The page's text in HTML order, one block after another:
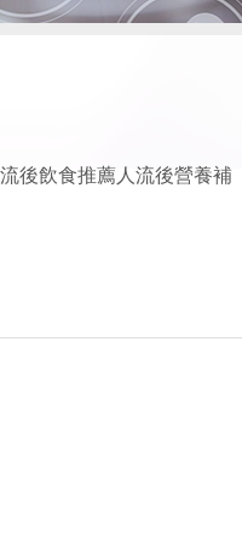
後飲食推薦人流後營養補